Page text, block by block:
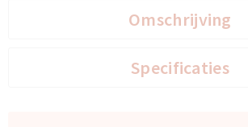
Omschrijving
Specificaties